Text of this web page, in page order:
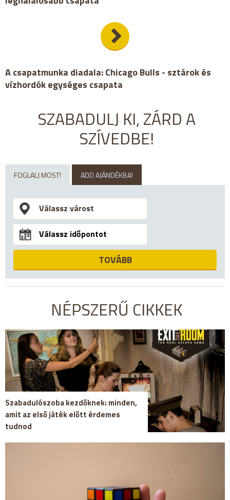
A csapatmunka diadala: Chicago Bulls - sztárok és
vízhordók egységes csapata
SZABADULJ KI, ZÁRD A
SZÍVEDBE!
FOGLALJ MOST! ADD AJÁNDÉKBA!
TOVÁBB
NÉPSZERŰ CIKKEK
Szabadulószoba kezdőknek: minden,
amit az első játék előtt érdemes
tudnod